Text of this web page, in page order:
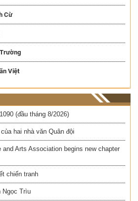
Cừ
Việt
(đầu tháng 8/2026)
hai nhà văn Quân đội
and Arts Association begins new chapter
chiến tranh
Ngọc Trìu